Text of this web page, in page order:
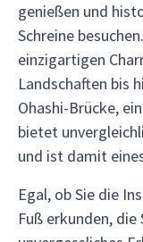
genießen und
Schreine
einzigartigen
Landschaften bis
Ohashi-Brücke,
bietet
und ist damit
Egal, ob Sie die
Fuß erkunden,